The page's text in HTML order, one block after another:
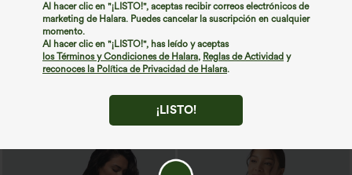
Al hacer clic en "¡LISTO!", aceptas recibir correos electrónicos de
marketing de Halara. Puedes cancelar la suscripción en cualquier
momento.
Al hacer clic en "¡LISTO!", has leído y aceptas
los Términos y Condiciones de Halara, Reglas de Actividad y
reconoces la Política de Privacidad de Halara.
¡LISTO!
€31,95 EUR €35,95 EUR
Compra 2 y llévate 1 gratis
hombro, manga larga con agujero para
el pulgar, dobladillo curvo estilo high-
€35,95 EUR €40,95 EUR
Compra 2 y llévate 1 gratis
entrenamiento moldeadores de talle alto
con fruncido trasero que realza los